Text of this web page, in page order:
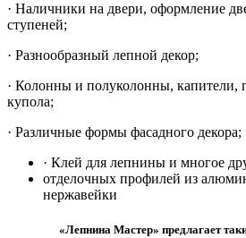
· Наличники на двери, оформление
ступеней;
· Разнообразный лепной декор;
· Колонны и полуколонны, капители,
купола;
· Различные формы фасадного декора;
· Клей для лепнины и многое
отделочных профилей из
нержавейки
«Лепнина Мастер» предлагает